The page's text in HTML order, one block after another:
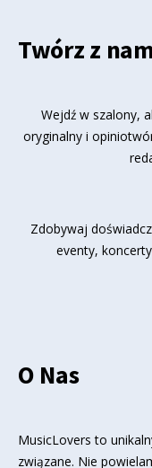
Twórz z
Wejdź w szalony,
oryginalny i
Zdobywaj
eventy,
O Nas
MusicLovers to
związane. Nie